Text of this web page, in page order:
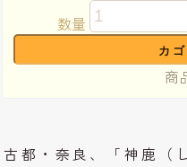
数量
商
古都・奈良、「神鹿（